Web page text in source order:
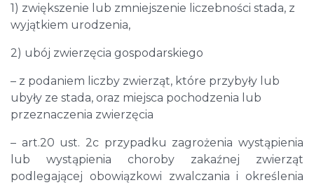
1) zwiększenie lub zmniejszenie liczebności stada, z
wyjątkiem urodzenia,
2) ubój zwierzęcia gospodarskiego
– z podaniem liczby zwierząt, które przybyły lub
ubyły ze stada, oraz miejsca pochodzenia lub
przeznaczenia zwierzęcia
– art.20 ust. 2c przypadku zagrożenia wystąpienia
lub wystąpienia choroby zakaźnej zwierząt
podlegającej obowiązkowi zwalczania i określenia